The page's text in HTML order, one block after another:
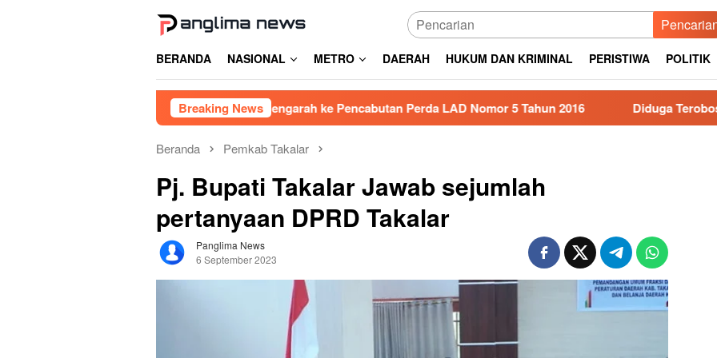
BERANDA NASIONAL METRO DAERAH HUKUM DAN KRIMINAL PERISTIWA POLITIK
Breaking News
Hasil RDP DPRD Gowa Mengarah ke Pencabutan Perda LAD Nomor 5 Tahun 2016 Diduga Terobos Lampu
Beranda Pemkab Takalar
Pj. Bupati Takalar Jawab sejumlah
pertanyaan DPRD Takalar
Panglima News
6 September 2023